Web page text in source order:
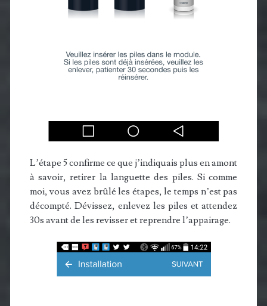
L’étape 5 confirme ce que j’indiquais plus en amont
à savoir, retirer la languette des piles. Si comme
moi, vous avez brûlé les étapes, le temps n’est pas
décompté. Dévissez, enlevez les piles et attendez
30s avant de les revisser et reprendre l’appairage.